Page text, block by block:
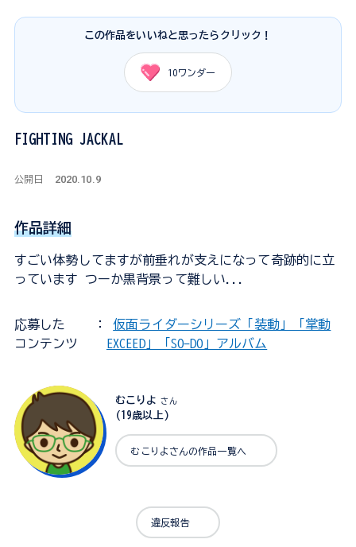
この作品をいいねと思ったらクリック！
10ワンダー
FIGHTING JACKAL
公開日 2020.10.9
作品詳細
すごい体勢してますが前垂れが支えになって奇跡的に立
っています つーか黒背景って難しい...
応募した
コンテンツ
：仮面ライダーシリーズ「装動」「掌動
EXCEED」「SO-DO」アルバム
むこりよ さん
(19歳以上)
むこりよさんの作品一覧へ
違反報告